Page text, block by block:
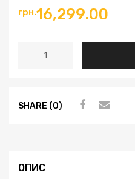
грн.16,299.00
SHARE (0)
ОПИС